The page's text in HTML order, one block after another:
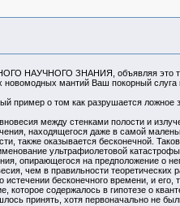
ЗНАНИЯ, объявляя это
новомодных мантий Ваш покорный
пример о том как разрушается ложное
между стенками полости и
находящегося даже в самой
оказывается бесконечной.
ультрафиолетовой
опирающегося на предположение о
чем в правильности
бесконечного времени, и
содержалось в гипотезе о
принять, хотя первоначально не